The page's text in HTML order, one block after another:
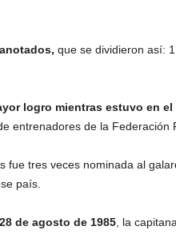
que se dividieron así:
logro mientras estuvo en
entrenadores de la Federación
fue tres veces nominada al
país.
de agosto de 1985, la